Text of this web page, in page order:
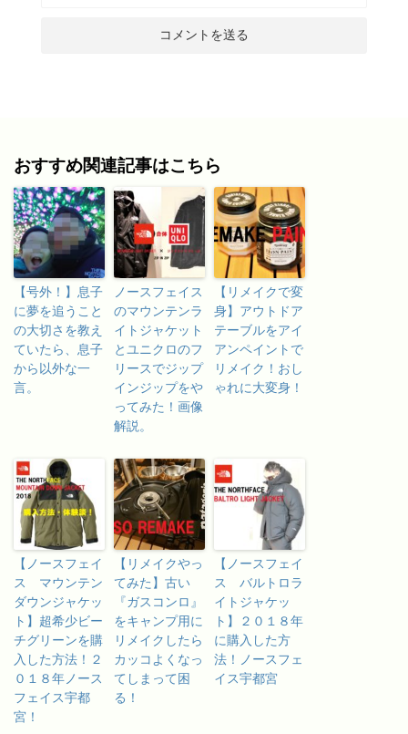
おすすめ関連記事はこちら
【号外！】息子
に夢を追うこと
の大切さを教え
ていたら、息子
から以外な一
言。
ノースフェイス
のマウンテンラ
イトジャケット
とユニクロのフ
リースでジップ
インジップをや
ってみた！画像
解説。
【リメイクで変
身】アウトドア
テーブルをアイ
アンペイントで
リメイク！おし
ゃれに大変身！
【ノースフェイ
ス マウンテン
ダウンジャケッ
ト】超希少ビー
チグリーンを購
入した方法！２
０１８年ノース
フェイス宇都
宮！
【リメイクやっ
てみた】古い
『ガスコンロ』
をキャンプ用に
リメイクしたら
カッコよくなっ
てしまって困
る！
【ノースフェイ
ス バルトロラ
イトジャケッ
ト】２０１８年
に購入した方
法！ノースフェ
イス宇都宮